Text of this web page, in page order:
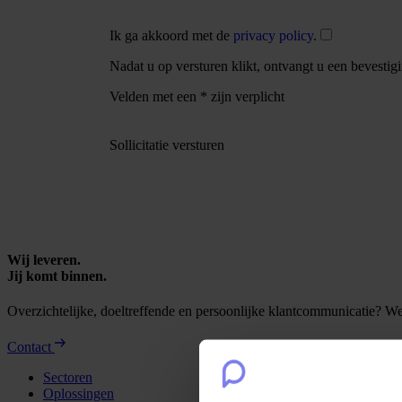
Ik ga akkoord met de privacy policy.
Nadat u op versturen klikt, ontvangt u een
Velden met een * zijn verplicht
Sollicitatie versturen
Wij leveren.
Jij komt binnen.
Overzichtelijke, doeltreffende en persoonlijke klantcommunicatie?
Contact
Sectoren
Oplossingen